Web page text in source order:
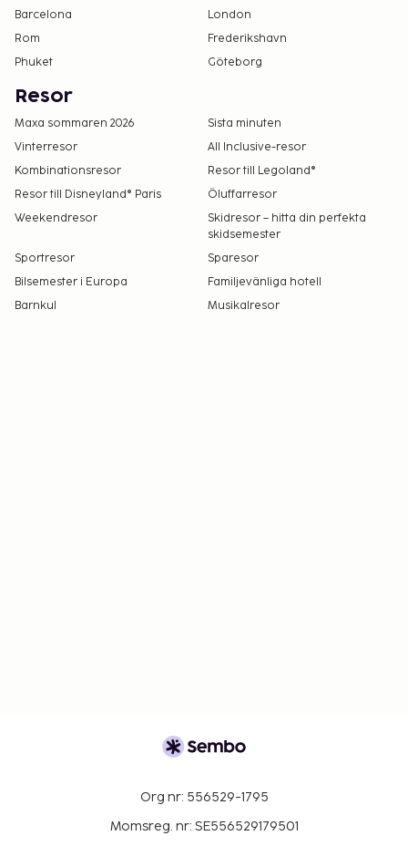
Barcelona
London
Rom
Frederikshavn
Phuket
Göteborg
Resor
Maxa sommaren 2026
Sista minuten
Vinterresor
All Inclusive-resor
Kombinationsresor
Resor till Legoland®
Resor till Disneyland® Paris
Öluffarresor
Weekendresor
Skidresor – hitta din perfekta
skidsemester
Sportresor
Sparesor
Bilsemester i Europa
Familjevänliga hotell
Barnkul
Musikalresor
Org nr: 556529-1795
Momsreg. nr: SE556529179501